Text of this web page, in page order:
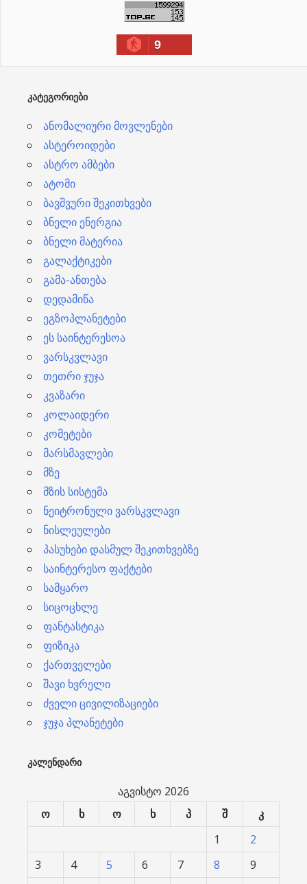
9
ᲙᲐᲢᲔᲒᲝᲠᲘᲔᲑᲘ
ანომალიური მოვლენები
ასტეროიდები
ასტრო ამბები
ატომი
ბავშვური შეკითხვები
ბნელი ენერგია
ბნელი მატერია
გალაქტიკები
გამა-ანთება
დედამიწა
ეგზოპლანეტები
ეს საინტერესოა
ვარსკვლავი
თეთრი ჯუჯა
კვაზარი
კოლაიდერი
კომეტები
მარსმავლები
მზე
მზის სისტემა
ნეიტრონული ვარსკვლავი
ნისლეულები
პასუხები დასმულ შეკითხვებზე
საინტერესო ფაქტები
სამყარო
სიცოცხლე
ფანტასტიკა
ფიზიკა
ქართველები
შავი ხვრელი
ძველი ცივილიზაციები
ჯუჯა პლანეტები
ᲙᲐᲚᲔᲜᲓᲐᲠᲘ
აგვისტო 2026
ო
ხ ო ხ პ შ
კ
1
2
3
4 5 6 7 8
9